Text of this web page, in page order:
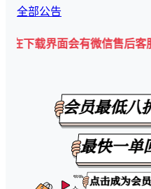
全部公告
面会有微信售后客服二维码💡